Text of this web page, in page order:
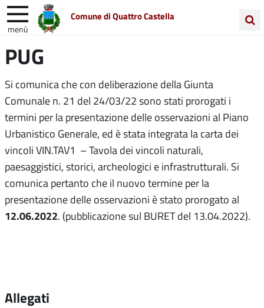
Comune di Quattro Castella
menù
nel
Unione Colline Matildiche
PUG
Si comunica che con deliberazione della Giunta
Comunale n. 21 del 24/03/22 sono stati prorogati i
termini per la presentazione delle osservazioni al Piano
Urbanistico Generale, ed è stata integrata la carta dei
vincoli VIN.TAV1 – Tavola dei vincoli naturali,
paesaggistici, storici, archeologici e infrastrutturali. Si
comunica pertanto che il nuovo termine per la
presentazione delle osservazioni è stato prorogato al
12.06.2022. (pubblicazione sul BURET del 13.04.2022).
Allegati